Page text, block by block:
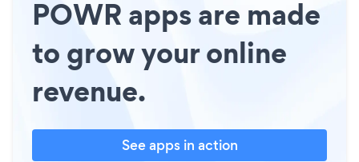
POWR apps are made
to grow your online
revenue.
See apps in action